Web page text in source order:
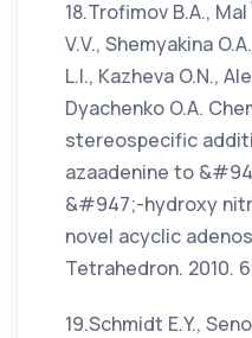
18.Trofimov B.A.,
V.V., Shemyakina
L.I., Kazheva O.N.,
Dyachenko O.A.
stereospecific
azaadenine to
&#947;-hydroxy
novel acyclic
Tetrahedron. 2010.
19.Schmidt E.Y.,